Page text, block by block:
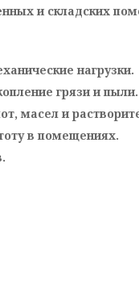
и складских
нагрузки.
грязи и пыли.
масел и
в помещениях.